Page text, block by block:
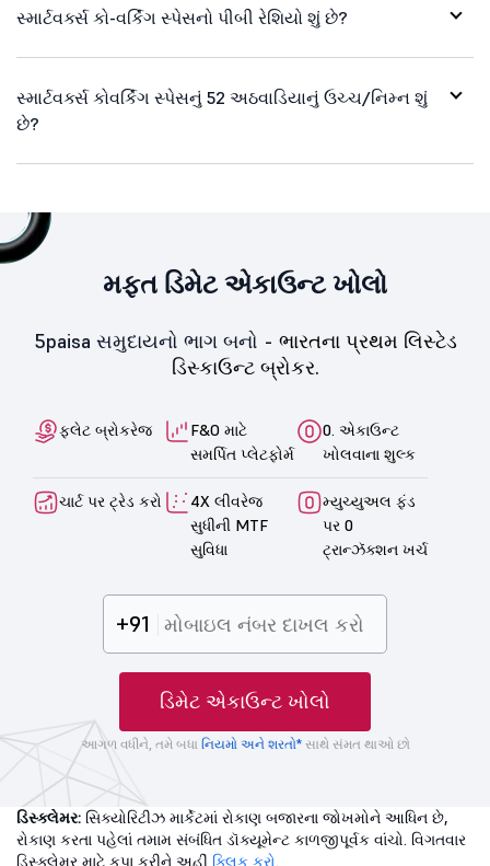
સ્માર્ટવર્ક્સ કો-વર્કિંગ સ્પેસનો પીબી રેશિયો શું છે?
સ્માર્ટવર્ક્સ કોવર્કિંગ સ્પેસનું 52 અઠવાડિયાનું ઉચ્ચ/નિમ્ન શું
છે?
મફત ડિમેટ એકાઉન્ટ ખોલો
5paisa સમુદાયનો ભાગ બનો - ભારતના પ્રથમ લિસ્ટેડ
ડિસ્કાઉન્ટ બ્રોકર.
ફ્લેટ બ્રોકરેજ
F&O માટે
સમર્પિત પ્લેટફોર્મ
0. એકાઉન્ટ
ખોલવાના શુલ્ક
ચાર્ટ પર ટ્રેડ કરો
4X લીવરેજ
સુધીની MTF
સુવિધા
મ્યુચ્યુઅલ ફંડ
પર 0
ટ્રાન્ઝૅક્શન ખર્ચ
+91
ડિમેટ એકાઉન્ટ ખોલો
આગળ વધીને, તમે બધા નિયમો અને શરતો*સાથે સંમત થાઓ છો
ડિસ્ક્લેમર: સિક્યોરિટીઝ માર્કેટમાં રોકાણ બજારના જોખમોને આધિન છે,
રોકાણ કરતા પહેલાં તમામ સંબંધિત ડૉક્યૂમેન્ટ કાળજીપૂર્વક વાંચો. વિગતવાર
ડિસ્ક્લેમર માટે કૃપા કરીને અહીં ક્લિક કરો.